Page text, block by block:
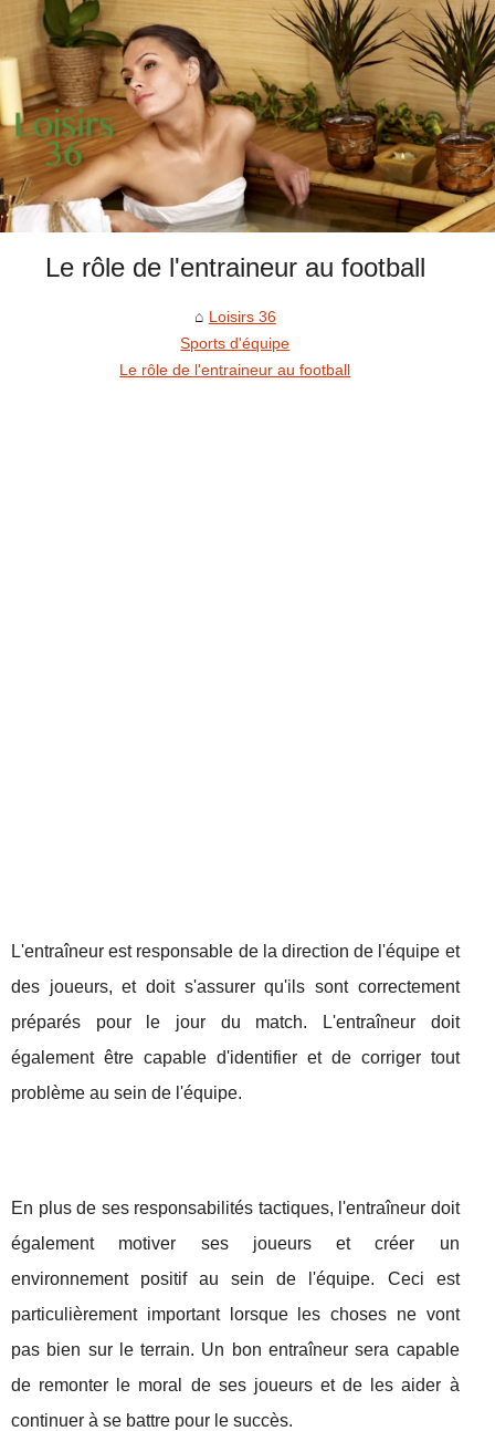
Le rôle de l'entraineur au football
Loisirs 36
Sports d'équipe
Le rôle de l'entraineur au football
L'entraîneur est responsable de la direction de l'équipe et
des joueurs, et doit s'assurer qu'ils sont correctement
préparés pour le jour du match. L'entraîneur doit
également être capable d'identifier et de corriger tout
problème au sein de l'équipe.
En plus de ses responsabilités tactiques, l'entraîneur doit
également motiver ses joueurs et créer un
environnement positif au sein de l'équipe. Ceci est
particulièrement important lorsque les choses ne vont
pas bien sur le terrain. Un bon entraîneur sera capable
de remonter le moral de ses joueurs et de les aider à
continuer à se battre pour le succès.